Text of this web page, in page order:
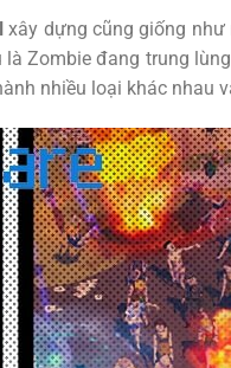
xây dựng cũng giống như
Zombie đang trung
nhiều loại khác nhau